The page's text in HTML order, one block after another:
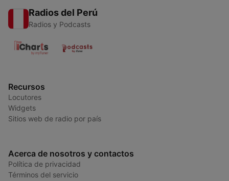
Radios del Perú
Radios y Podcasts
Recursos
Locutores
Widgets
Sitios web de radio por país
Acerca de nosotros y contactos
Política de privacidad
Términos del servicio